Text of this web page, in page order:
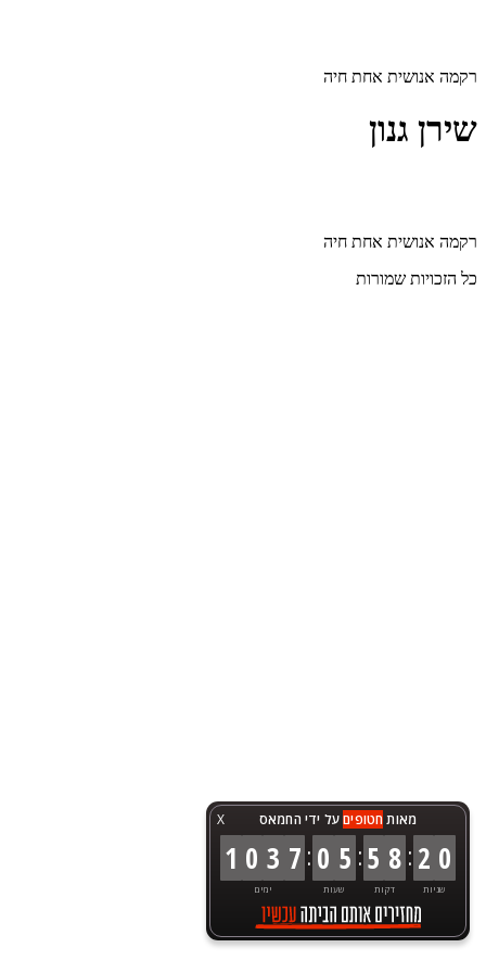
X מאותחטופיםעל ידי החמאס
1 0 3 7
ימים
: 0 5
שעות
:5 8
דקות
: 2 0
שניות
רקמה אנושית אחת חיה
שירן גנון
רקמה אנושית אחת חיה
כל הזכויות שמורות